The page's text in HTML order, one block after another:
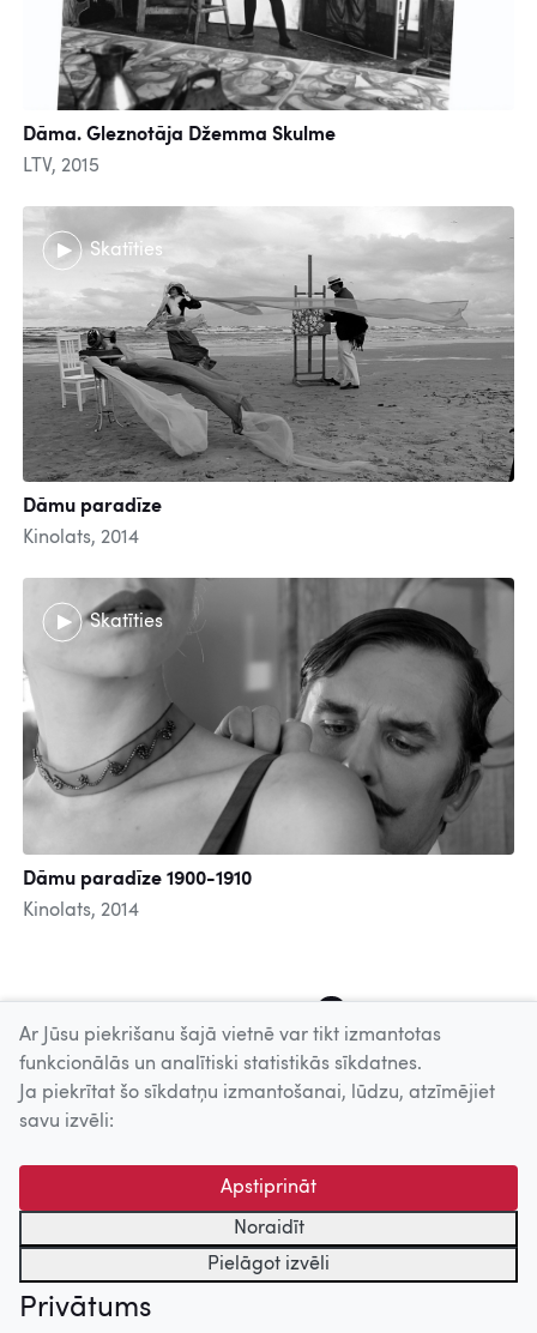
Dāma. Gleznotāja Džemma Skulme
LTV, 2015
Skatīties
Dāmu paradīze
Kinolats, 2014
Skatīties
Dāmu paradīze 1900-1910
Kinolats, 2014
Uz augšu
© 2026 Nacionālais Kino centrs, Kultūras informācijas sistēmu
centrs. Sadarbības partneris: Latvijas Valsts
kinofotofonodokumentu arhīvs.
Ar Jūsu piekrišanu šajā vietnē var tikt izmantotas
funkcionālās un analītiski statistikās sīkdatnes.
Ja piekrītat šo sīkdatņu izmantošanai, lūdzu, atzīmējiet
savu izvēli:
Apstiprināt
Noraidīt
Pielāgot izvēli
Privātums